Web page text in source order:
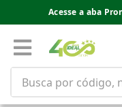
Acesse a aba